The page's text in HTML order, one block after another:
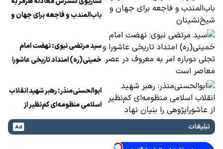
باب‌المندب و فاجعه برای جهان و
سید مرتضی نبوی: نهضت امام
خمینی(ره) امتداد تاریخی عاشورا
عصر معاصر است
ابوالحسنی‌منذر: رهبر شهید انقلاب
اسلامی منظومه‌ای کم‌نظیر از
عاشوراپژوهی را بنیان نهاد
تبلیغات